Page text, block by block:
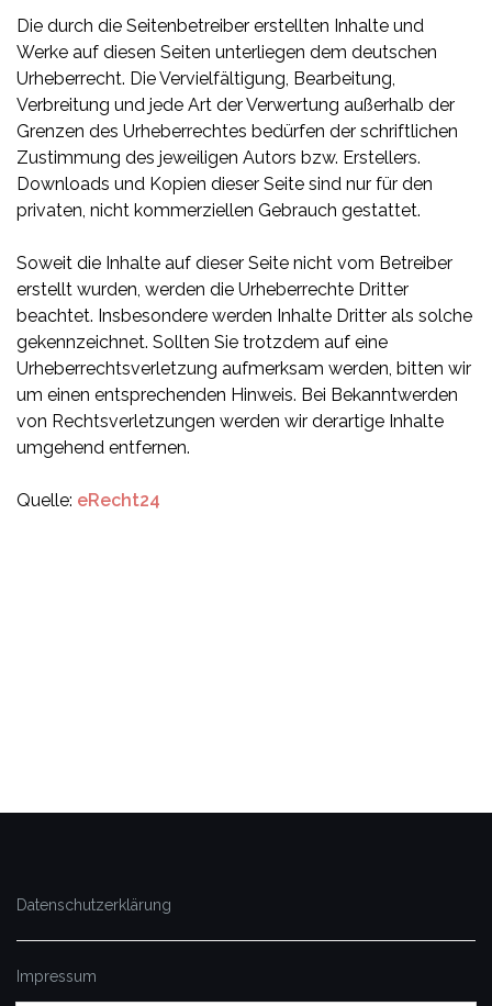
Die durch die Seitenbetreiber erstellten Inhalte und
Werke auf diesen Seiten unterliegen dem deutschen
Urheberrecht. Die Vervielfältigung, Bearbeitung,
Verbreitung und jede Art der Verwertung außerhalb der
Grenzen des Urheberrechtes bedürfen der schriftlichen
Zustimmung des jeweiligen Autors bzw. Erstellers.
Downloads und Kopien dieser Seite sind nur für den
privaten, nicht kommerziellen Gebrauch gestattet.
Soweit die Inhalte auf dieser Seite nicht vom Betreiber
erstellt wurden, werden die Urheberrechte Dritter
beachtet. Insbesondere werden Inhalte Dritter als solche
gekennzeichnet. Sollten Sie trotzdem auf eine
Urheberrechtsverletzung aufmerksam werden, bitten wir
um einen entsprechenden Hinweis. Bei Bekanntwerden
von Rechtsverletzungen werden wir derartige Inhalte
umgehend entfernen.
Quelle: eRecht24
Datenschutzerklärung
Impressum